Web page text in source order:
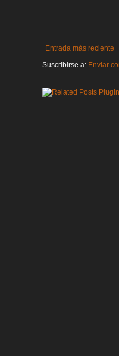
Entrada más reciente
Suscribirse a: Enviar